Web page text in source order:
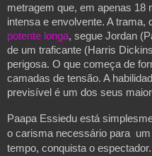
metragem que, em apenas 18
intensa e envolvente. A trama,
potente longa, segue Jordan
de um traficante (Harris
perigosa. O que começa de
camadas de tensão. A
previsível é um dos seus
Paapa Essiedu está
o carisma necessário para
tempo, conquista o